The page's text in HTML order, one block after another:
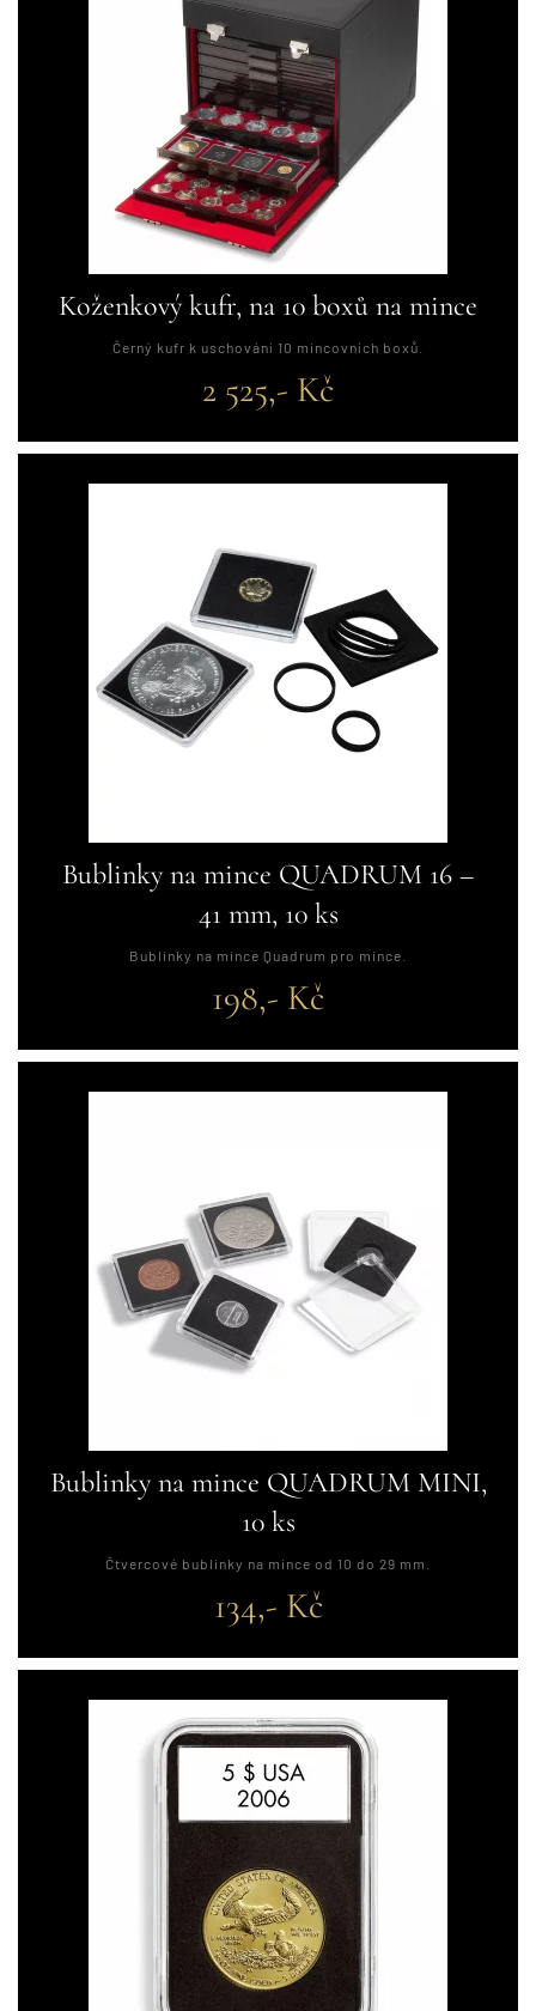
Koženkový kufr, na 10 boxů na mince
Černý kufr k uschování 10 mincovních boxů.
2 525,- Kč
Bublinky na mince QUADRUM 16 –
41 mm, 10 ks
Bublinky na mince Quadrum pro mince.
198,- Kč
Bublinky na mince QUADRUM MINI,
10 ks
Čtvercové bublinky na mince od 10 do 29 mm.
134,- Kč